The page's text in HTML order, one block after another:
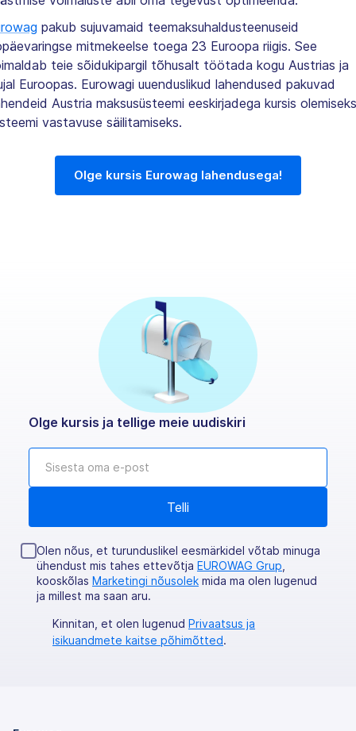
pakub sujuvamaid teemaksuhaldusteenuseid
mitmekeelse toega 23 Euroopa riigis. See
teie sõidukipargil tõhusalt töötada kogu Austrias ja
Euroopas. Eurowagi uuenduslikud lahendused pakuvad
Austria maksusüsteemi eeskirjadega kursis
vastavuse säilitamiseks.
Olge kursis Eurowag lahendusega!
Olge kursis ja tellige meie uudiskiri
Olen nõus, et turunduslikel eesmärkidel võtab minuga
ühendust mis tahes ettevõtja EUROWAG Grup
kooskõlas Marketingi nõusolek mida ma olen lugenud
ja millest ma saan aru.
Kinnitan, et olen lugenud Privaatsus ja
isikuandmete kaitse põhimõtted.